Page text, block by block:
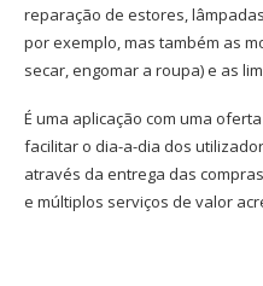
reparação de estores,
por exemplo, mas também as
secar, engomar a roupa) e as
É uma aplicação com uma
facilitar o dia-a-dia dos
através da entrega das
e múltiplos serviços de valor